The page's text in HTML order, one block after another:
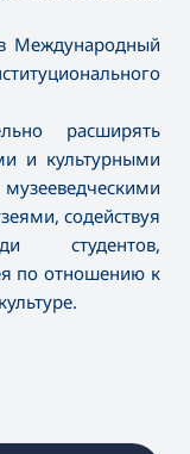
Международный
расширять
и культурными
содействуя
студентов,
по отношению к